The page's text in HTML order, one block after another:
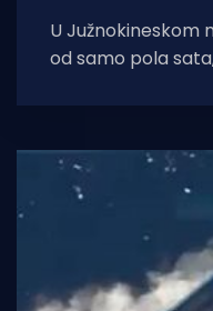
U Južnokineskom
od samo pola